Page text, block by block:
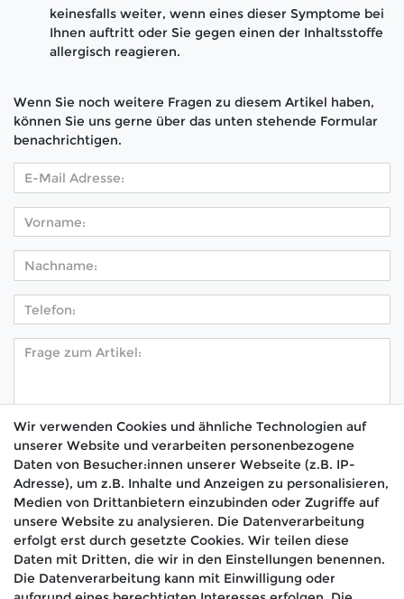
keinesfalls weiter, wenn eines dieser Symptome bei
Ihnen auftritt oder Sie gegen einen der Inhaltsstoffe
allergisch reagieren.
Wenn Sie noch weitere Fragen zu diesem Artikel haben,
können Sie uns gerne über das unten stehende Formular
benachrichtigen.
Hiermit bestätige ich, dass ich dieDaten­schutz­
erklärung gelesen habe. *
Absenden
Wir verwenden Cookies und ähnliche Technologien auf
unserer Website und verarbeiten personenbezogene
Daten von Besucher:innen unserer Webseite (z.B. IP-
Adresse), um z.B. Inhalte und Anzeigen zu personalisieren,
Medien von Drittanbietern einzubinden oder Zugriffe auf
unsere Website zu analysieren. Die Datenverarbeitung
erfolgt erst durch gesetzte Cookies. Wir teilen diese
Daten mit Dritten, die wir in den Einstellungen benennen.
Die Datenverarbeitung kann mit Einwilligung oder